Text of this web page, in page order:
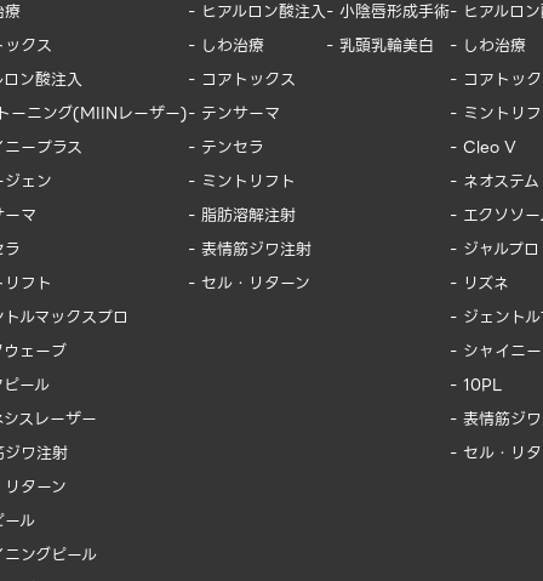
クス
ン酸注入
ーニング(MIINレーザー)
ープラス
ェン
マ
フト
ルマックスプロ
ェーブ
ール
スレーザー
ワ注射
ターン
ル
ングピール
- ヒアルロン酸注入
- しわ治療
- コアトックス
- テンサーマ
- テンセラ
- ミントリフト
- 脂肪溶解注射
- 表情筋ジワ注射
- セル・リターン
- 小陰唇形成手術
- 乳頭乳輪美白
- ヒアルロ
- しわ治療
- コアトッ
- ミントリ
- Cleo V
- ネオステム
- エクソソー
- ジャルプロ
- リズネ
- ジェント
- シャイニ
- 10PL
- 表情筋ジ
- セル・リ